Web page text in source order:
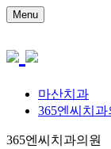
Menu
마산치과
365엔씨치과
365엔씨치과의원